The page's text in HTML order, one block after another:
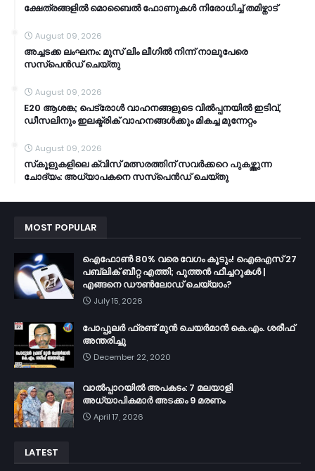
ക്ഷേത്രങ്ങളില്‍ മൊബൈല്‍ ഫോണുകള്‍ നിരോധിച്ച് തമിഴ്നാട്
August 09, 2026
അച്ചടക്ക ലംഘനം: മുസ് ലിം ലീഗില്‍ നിന്ന് നാലുപേരെ
സസ്പെന്‍ഡ് ചെയ്തു
August 09, 2026
E20 ആശങ്ക; പെട്രോൾ വാഹനങ്ങളുടെ വിൽപ്പനയിൽ ഇടിവ്,
ഡീസലിനും ഇലക്ട്രിക് വാഹനങ്ങൾക്കും മികച്ച മുന്നേറ്റം
August 09, 2026
സ്‌കൂളുകളിലെ ക്വിസ് മത്സരത്തിന് സവർക്കറെ പുകഴ്ത്തുന്ന
ചോദ്യം: അധ്യാപകനെ സസ്പെൻഡ് ചെയ്തു
MOST POPULAR
ഐഫോൺ 80% വരെ വേഗം കൂടും! ഐഒഎസ് 27
പബ്ലിക് ബീറ്റ എത്തി; പുത്തൻ ഫീച്ചറുകൾ |
എങ്ങനെ ഡൗൺലോഡ് ചെയ്യാം?
July 15, 2026
പോപ്പുലർ ഫ്രണ്ട്​ മുൻ ചെയർമാൻ കെ.എം. ശരീഫ്​
അന്തരിച്ചു
December 22, 2020
വാൽപ്പാറയിൽ അപകടം: 7 മലയാളി
അധ്യാപികമാർ അടക്കം 9 മരണം
April 17, 2026
LATEST